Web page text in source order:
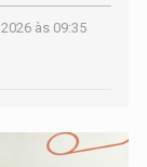
às 09:35